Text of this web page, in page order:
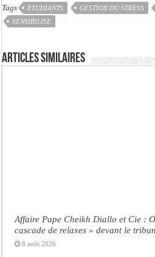
Tags ETUDIANTS GESTION DU STRESS
SENSIBILISE
Articles similaires
Affaire Pape Cheikh Diallo et Cie :
cascade de relaxes » devant le
8 août 2026